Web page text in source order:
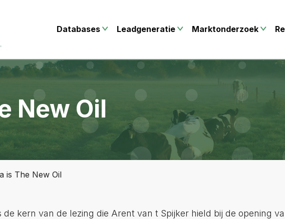
Databases Leadgeneratie Marktonderzoek
New Oil
is The New Oil
kern van de lezing die Arent van t Spijker hield bij de opening